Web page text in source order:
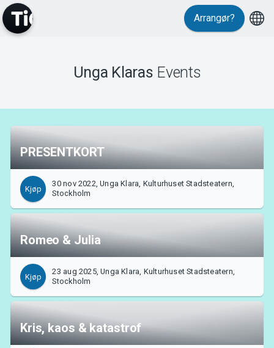
Arrangør?
Unga Klaras Events
PRESENTKORT
Kjøp
30 nov 2022, Unga Klara, Kulturhuset Stadsteatern,
Stockholm
Romeo & Julia
Kjøp
23 aug 2025, Unga Klara, Kulturhuset Stadsteatern,
Stockholm
Kris, kaos & katastrof